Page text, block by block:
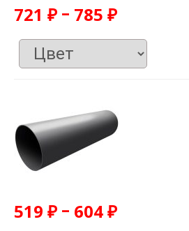
721 ₽ – 785 ₽
519 ₽ – 604₽